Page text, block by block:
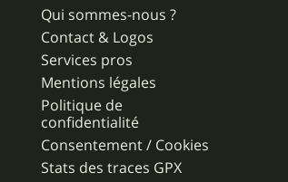
Qui sommes-nous ?
Contact & Logos
Services pros
Mentions légales
Politique de
confidentialité
Consentement / Cookies
Stats des traces GPX